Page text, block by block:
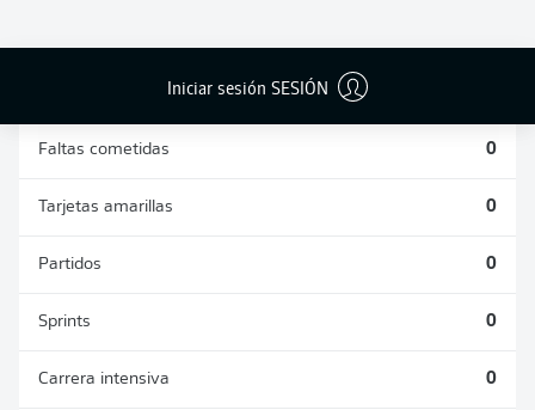
Iniciar sesión SESIÓN
Faltas cometidas 0
Tarjetas amarillas 0
Partidos 0
Sprints 0
Carrera intensiva 0